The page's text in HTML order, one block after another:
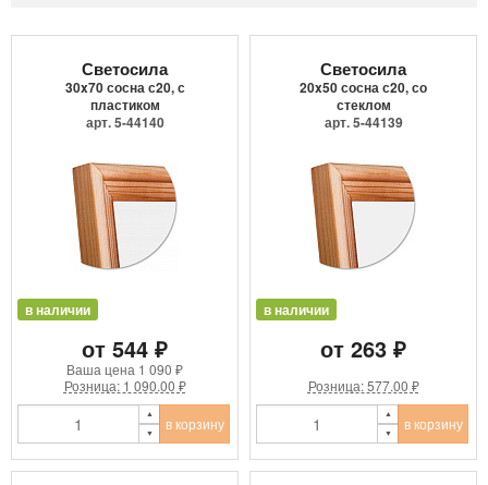
Светосила
30x70 сосна с20, с
пластиком
арт. 5-44140
в наличии
от 544 ₽
Ваша цена 1 090 ₽
Розница: 1 090.00 ₽
в корзину
Светосила
20x50 сосна с20, со
стеклом
арт. 5-44139
в наличии
от 263 ₽
Розница: 577.00 ₽
в корзину